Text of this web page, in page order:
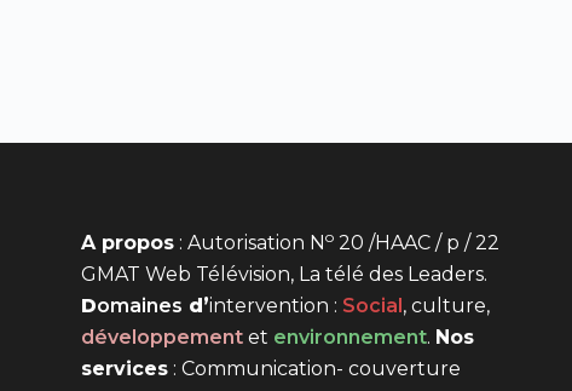
A propos : Autorisation No 20 /HAAC / p / 22
GMAT Web Télévision, La télé des Leaders.
Domaines d’intervention : Social , culture,
développement et environnement. Nos
services : Communication- couverture